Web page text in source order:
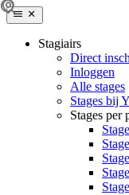
Stagiairs
Direct
Inloggen
Alle stages
Stages bij
Stages per